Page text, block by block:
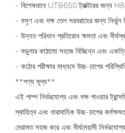
- বিশেষভাবে UTB650 ট্রাক্টরের জন্য
- মসৃণ এবং দক্ষ তেল সরবরাহের জন্য নির্ভুল
- উন্নত পরিধান প্রতিরোধ ক্ষমতা এবং
- মডুলার কাঠামো সহজে বিচ্ছিন্ন এবং
- কঠোর পরীক্ষার মাধ্যমে উচ্চ-চাপের
**পণ্য মূল্য**
এই পাম্প নির্ভরযোগ্য এবং দক্ষ পাওয়ার
স্থায়িত্ব এবং ধারাবাহিক উচ্চ-চাপের
মেরামত সহজ করে এবং দীর্ঘমেয়াদী